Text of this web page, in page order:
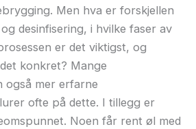
Men hva er forskjellen
desinfisering, i hvilke faser av
er det viktigst, og
konkret? Mange
også mer erfarne
ofte på dette. I tillegg er
Noen får rent øl med